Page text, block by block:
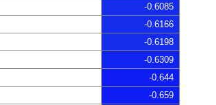
-0.6085
-0.6166
-0.6198
-0.6309
-0.644
-0.659